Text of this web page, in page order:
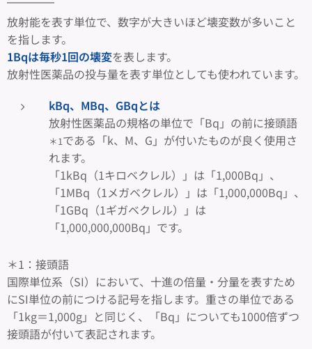
放射能を表す単位で、数字が大きいほど壊変数が多いこと
を指します。
1Bqは毎秒1回の壊変を表します。
放射性医薬品の投与量を表す単位としても使われています。
kBq、MBq、GBqとは
放射性医薬品の規格の単位で「Bq」の前に接頭語
＊1である「k、M、G」が付いたものが良く使用さ
れます。
「1kBq（1キロベクレル）」は「1,000Bq」、
「1MBq（1メガベクレル）」は「1,000,000Bq」、
「1GBq（1ギガベクレル）」は
「1,000,000,000Bq」です。
＊1：接頭語
国際単位系（SI）において、十進の倍量・分量を表すため
にSI単位の前につける記号を指します。重さの単位である
「1kg＝1,000g」と同じく、「Bq」についても1000倍ずつ
接頭語が付いて表記されます。